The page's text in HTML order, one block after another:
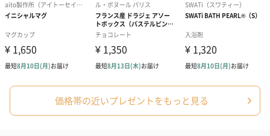
価格帯の近いプレゼントをもっと見る